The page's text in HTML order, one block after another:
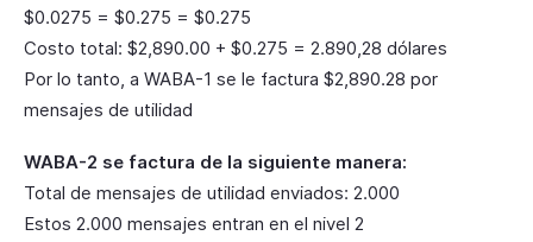
$0.0275 = $0.275 = $0.275
Costo total: $2,890.00 + $0.275 = 2.890,28 dólares
Por lo tanto, a WABA-1 se le factura $2,890.28 por
mensajes de utilidad
WABA-2 se factura de la siguiente manera:
Total de mensajes de utilidad enviados: 2.000
Estos 2.000 mensajes entran en el nivel 2